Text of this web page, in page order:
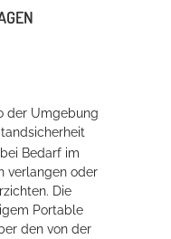
der Umgebung
Bedarf im
verlangen oder
Die
Portable
den von der